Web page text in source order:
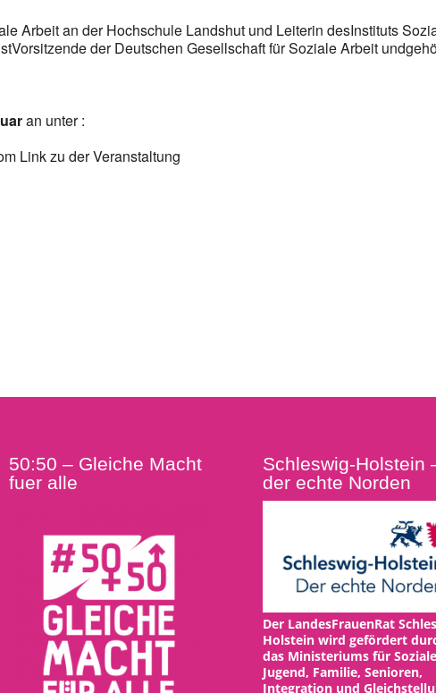
Arbeit an der Hochschule Landshut und Leiterin desInstituts
der Deutschen Gesellschaft für Soziale Arbeit
an unter :
Link zu der Veranstaltung
50:50 – Gleiche Macht
fuer alle
Schleswig-Holstein
der echte Norden
Der LandesFrauenRat
Holstein wird gefördert
das Ministeriums für
Jugend, Familie, Senioren,
Integration und